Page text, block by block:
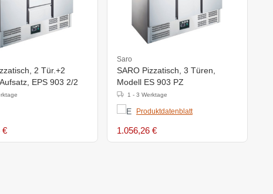
2 Tür.+2
EPS 903 2/2
€
Saro
SARO Pizzatisch, 3 Türen,
Modell ES 903 PZ
1 - 3 Werktage
Produktdatenblatt
1.056,26 €